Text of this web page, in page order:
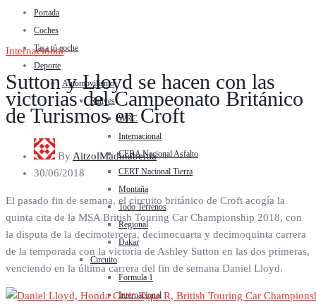
Portada
Coches
Tasa tú coche
Deporte
Automovilismo
Rallyes
WRC
Internacional
CERA Nacional Asfalto
CERT Nacional Tierra
Montaña
Todo Terrenos
Regional
Dakar
Circuito
Formula 1
Internacional
Internacional
Sutton y Lloyd se hacen con las
victorias del Campeonato Británico
de Turismos en Croft
ByAitzolMadinabeitia
30/06/2018
El pasado fin de semana, el circuito británico de Croft acogía la
quinta cita de la MSA British Touring Car Championship 2018, con
la disputa de la decimotercera, decimocuarta y decimoquinta carrera
de la temporada con la victoria de Ashley Sutton en las dos primeras,
venciendo en la última carrera del fin de semana Daniel Lloyd.